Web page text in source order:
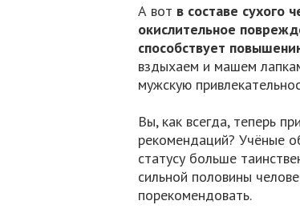
А вот в составе
окислительное
способствует
вздыхаем и машем
мужскую
Вы, как всегда, теперь
рекомендаций? Учёные
статусу больше
сильной половины
порекомендовать.